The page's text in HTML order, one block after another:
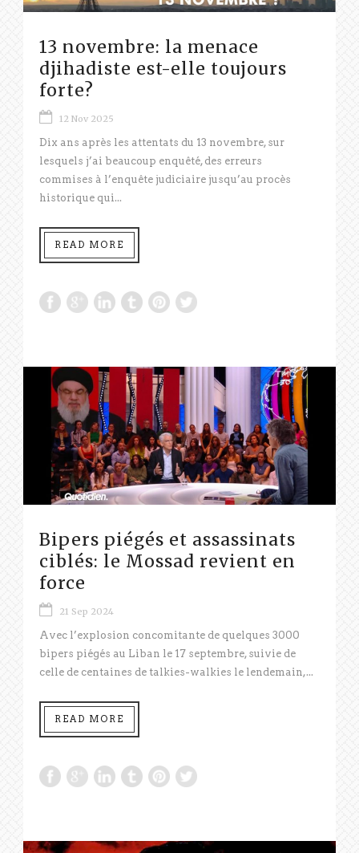
13 novembre: la menace
djihadiste est-elle toujours
forte?
12 Nov 2025
Dix ans après les attentats du 13 novembre, sur
lesquels j’ai beaucoup enquêté, des erreurs
commises à l’enquête judiciaire jusqu’au procès
historique qui...
READ MORE
Bipers piégés et assassinats
ciblés: le Mossad revient en
force
21 Sep 2024
Avec l’explosion concomitante de quelques 3000
bipers piégés au Liban le 17 septembre, suivie de
celle de centaines de talkies-walkies le lendemain,...
READ MORE